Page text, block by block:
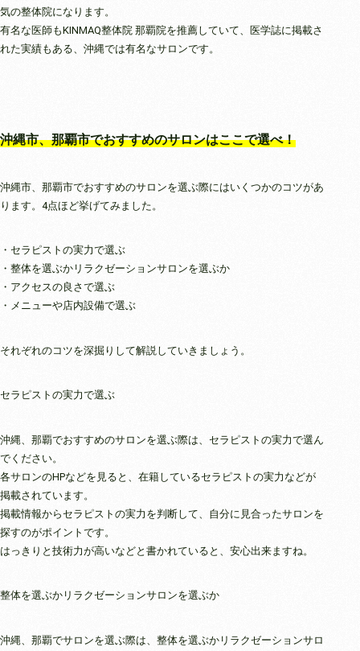
気の整体院になります。
有名な医師もKINMAQ整体院 那覇院を推薦していて、医学誌に掲載さ
れた実績もある、沖縄では有名なサロンです。
沖縄市、那覇市でおすすめのサロンはここで選べ！
沖縄市、那覇市でおすすめのサロンを選ぶ際にはいくつかのコツがあ
ります。4点ほど挙げてみました。
・セラピストの実力で選ぶ
・整体を選ぶかリラクゼーションサロンを選ぶか
・アクセスの良さで選ぶ
・メニューや店内設備で選ぶ
それぞれのコツを深掘りして解説していきましょう。
セラピストの実力で選ぶ
沖縄、那覇でおすすめのサロンを選ぶ際は、セラピストの実力で選ん
でください。
各サロンのHPなどを見ると、在籍しているセラピストの実力などが
掲載されています。
掲載情報からセラピストの実力を判断して、自分に見合ったサロンを
探すのがポイントです。
はっきりと技術力が高いなどと書かれていると、安心出来ますね。
整体を選ぶかリラクゼーションサロンを選ぶか
沖縄、那覇でサロンを選ぶ際は、整体を選ぶかリラクゼーションサロ